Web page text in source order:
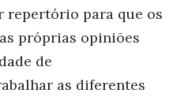
repertório para que os
próprias opiniões
de
as diferentes